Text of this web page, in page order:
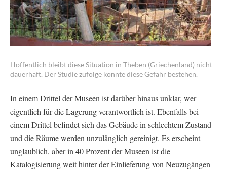
Hoffentlich bleibt diese Situation in Theben (Griechenland) nicht
dauerhaft. Der Studie zufolge könnte diese Gefahr bestehen.
In einem Drittel der Museen ist darüber hinaus unklar, wer
eigentlich für die Lagerung verantwortlich ist. Ebenfalls bei
einem Drittel befindet sich das Gebäude in schlechtem Zustand
und die Räume werden unzulänglich gereinigt. Es erscheint
unglaublich, aber in 40 Prozent der Museen ist die
Katalogisierung weit hinter der Einlieferung von Neuzugängen